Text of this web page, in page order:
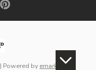
| Powered by emarkable